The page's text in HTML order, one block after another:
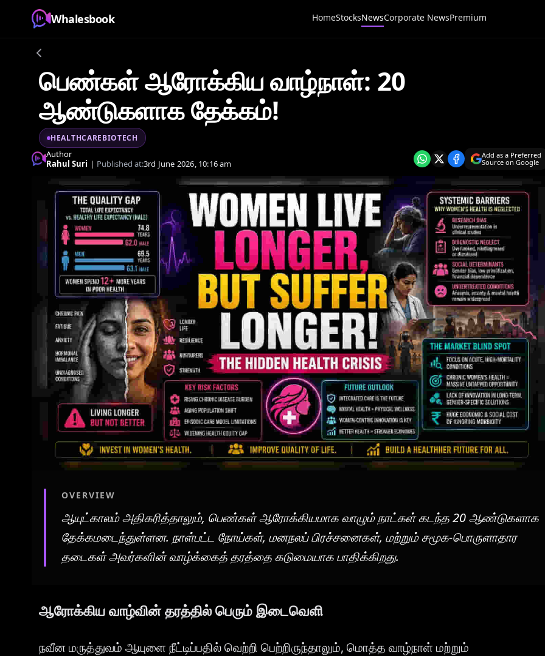
Whalesbook HomeStocksNewsCorporate NewsPremium
பெண்கள் ஆரோக்கிய வாழ்நாள்: 20
ஆண்டுகளாக தேக்கம்!
HEALTHCAREBIOTECH
Author
Rahul Suri | Published at:3rd June 2026, 10:16 am
Add as a Preferred
Source on Google
OVERVIEW
ஆயுட்காலம் அதிகரித்தாலும், பெண்கள் ஆரோக்கியமாக வாழும் நாட்கள் கடந்த 20 ஆண்டுகளாக
தேக்கமடைந்துள்ளன. நாள்பட்ட நோய்கள், மனநலப் பிரச்சனைகள், மற்றும் சமூக-பொருளாதார
தடைகள் அவர்களின் வாழ்க்கைத் தரத்தை கடுமையாக பாதிக்கிறது.
ஆரோக்கிய வாழ்வின் தரத்தில் பெரும் இடைவெளி
நவீன மருத்துவம் ஆயுளை நீட்டிப்பதில் வெற்றி பெற்றிருந்தாலும், மொத்த வாழ்நாள் மற்றும்